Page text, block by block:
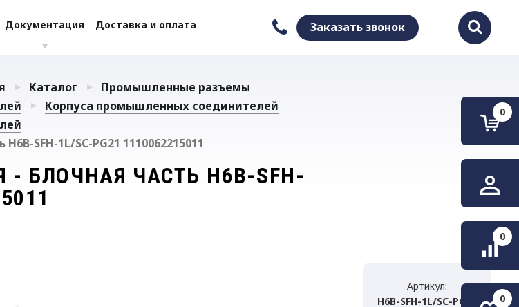
Документация Доставка и оплата Заказать звонок
0
0
0
Каталог
Промышленные разъемы
Корпуса промышленных соединителей
SFH-1L/SC-PG21 1110062215011
БЛОЧНАЯ ЧАСТЬ H6B-SFH-
Артикул:
H6B-SFH-1L/SC-PG21